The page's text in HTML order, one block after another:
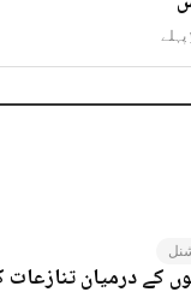
کے درمیان